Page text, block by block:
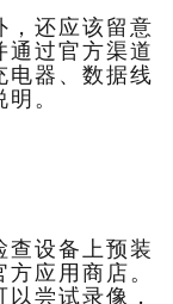
，还应该留意
通过官方渠道
电器、数据线
。
查设备上预装
应用商店。
尝试录像，